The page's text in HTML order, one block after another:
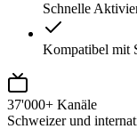
Schnelle
Kompatibel mit
37'000+ Kanäle
Schweizer und